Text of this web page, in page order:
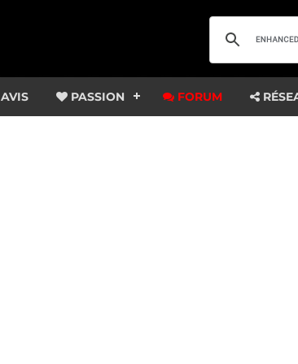
AVIS PASSION FORUM